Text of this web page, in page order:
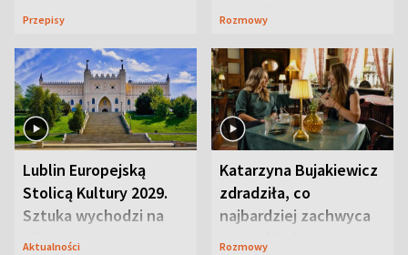
serowy zachwyca
Przepisy
Te stylizacje
Rozmowy
Lublin Europejską
Stolicą Kultury 2029.
Sztuka wychodzi na
ulice
Aktualności
Katarzyna Bujakiewicz
zdradziła, co
najbardziej zachwyca
ją w Lublinie
Rozmowy